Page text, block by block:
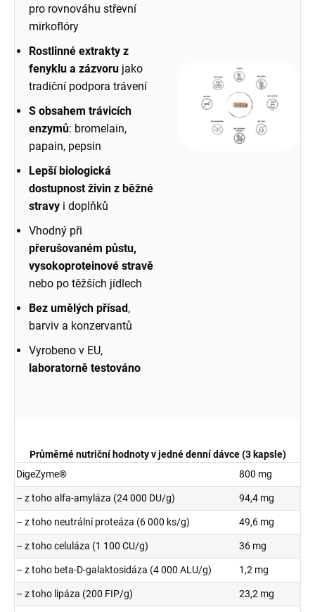
pro rovnováhu střevní
mirkoflóry
Rostlinné extrakty z
fenyklu a zázvoru jako
tradiční podpora trávení
S obsahem trávicích
enzymů: bromelain,
papain, pepsin
Lepší biologická
dostupnost živin z běžné
stravy i doplňků
Vhodný při
přerušovaném půstu,
vysokoproteinové stravě
nebo po těžších jídlech
Bez umělých přísad,
barviv a konzervantů
Vyrobeno v EU,
laboratorně testováno
Průměrné nutriční hodnoty v jedné denní dávce (3 kapsle)
DigeZyme®
800 mg
– z toho alfa-amyláza (24 000 DU/g) 94,4 mg
– z toho neutrální proteáza (6 000 ks/g) 49,6 mg
– z toho celuláza (1 100 CU/g) 36 mg
– z toho beta-D-galaktosidáza (4 000 ALU/g) 1,2 mg
– z toho lipáza (200 FIP/g) 23,2 mg